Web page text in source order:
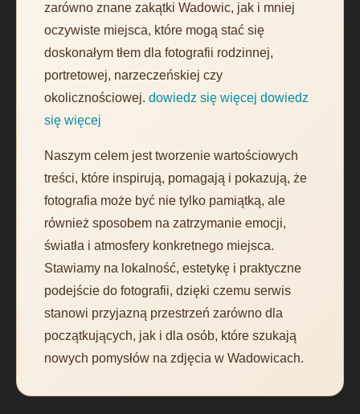
zarówno znane zakątki Wadowic, jak i mniej
oczywiste miejsca, które mogą stać się
doskonałym tłem dla fotografii rodzinnej,
portretowej, narzeczeńskiej czy
okolicznościowej. dowiedz się więcej dowiedz
się więcej
Naszym celem jest tworzenie wartościowych
treści, które inspirują, pomagają i pokazują, że
fotografia może być nie tylko pamiątką, ale
również sposobem na zatrzymanie emocji,
światła i atmosfery konkretnego miejsca.
Stawiamy na lokalność, estetykę i praktyczne
podejście do fotografii, dzięki czemu serwis
stanowi przyjazną przestrzeń zarówno dla
początkujących, jak i dla osób, które szukają
nowych pomysłów na zdjęcia w Wadowicach.